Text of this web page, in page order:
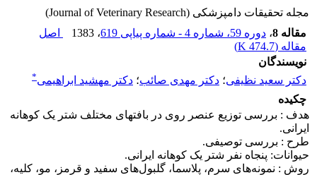
مجله تحقیقات دامپزشکی (Journal of Veterinary Research)
مقاله 8
، دوره 59، شماره 4 - شماره پیاپی 619 ، 1383
اصل
مقاله (474.7 K
)
نویسندگان
دکتر سعید نظیفی؛ دکتر مهدی صائب؛ دکتر مهشید ابراهیمی*
چکیده
هدف : بررسی توزیع عنصر روی در بافتهای مختلف شتر یک کوهانه
ایرانی.
طرح : بررسی توصیفی.
حیوانات: پنجاه نفر شتر یک کوهانه ایرانی.
روش : نمونه‌های سرم، پلاسما، گلبول‌های سفید و قرمز، مو، کلیه،